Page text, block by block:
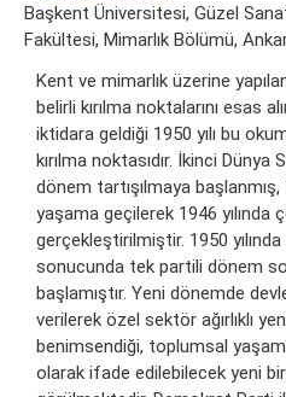
Başkent Üniversitesi, Güzel
Fakültesi, Mimarlık Bölümü,
Kent ve mimarlık üzerine
belirli kırılma noktalarını esas
iktidara geldiği 1950 yılı bu
kırılma noktasıdır. İkinci
dönem tartışılmaya başlanmış,
yaşama geçilerek 1946 yılında
gerçekleştirilmiştir. 1950
sonucunda tek partili dönem
başlamıştır. Yeni dönemde
verilerek özel sektör ağırlıklı
benimsendiği, toplumsal
olarak ifade edilebilecek yeni